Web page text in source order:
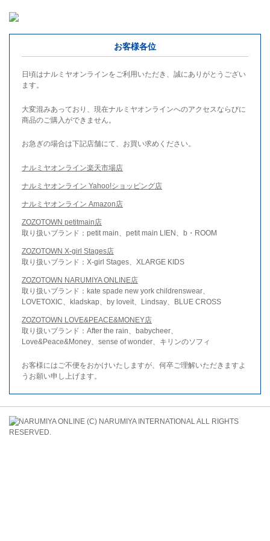
お客様各位
日頃はナルミヤオンラインをご利用いただき、誠にありがとうござい
ます。
大変混みあっており、現在ナルミヤオンラインへのアクセスならびに
商品のご購入ができません。
お急ぎの場合は下記店舗にて、お買い求めください。
ナルミヤオンライン楽天市場店
ナルミヤオンライン Yahoo!ショッピング店
ナルミヤオンライン Amazon店
ZOZOTOWN petitmain店
取り扱いブランド：petit main、petit main LIEN、b・ROOM
ZOZOTOWN X-girl Stages店
取り扱いブランド：X-girl Stages、XLARGE KIDS
ZOZOTOWN NARUMIYA ONLINE店
取り扱いブランド：kate spade new york childrenswear、
LOVETOXIC、kladskap、by loveit、Lindsay、BLUE CROSS
ZOZOTOWN LOVE&PEACE&MONEY店
取り扱いブランド：After the rain、babycheer、
Love&Peace&Money、sense of wonder、キリンのソフィ
お客様にはご不便をおかけいたしますが、何卒ご理解いただきますよ
うお願い申し上げます。